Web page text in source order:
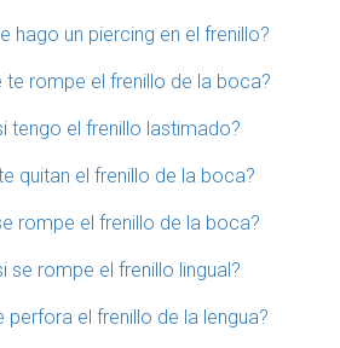
hago un piercing en el frenillo?
te rompe el frenillo de la boca?
tengo el frenillo lastimado?
quitan el frenillo de la boca?
rompe el frenillo de la boca?
se rompe el frenillo lingual?
perfora el frenillo de la lengua?